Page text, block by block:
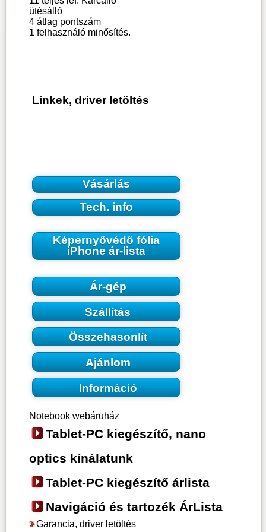
ütésálló
4átlag pontszám
1 felhasználó minősítés.
Linkek, driver letöltés
Vásárlás
Tech. info
Képernyővédő fólia
iPhone ár-lista
Ár-gép
Szállítás
Összehasonlít
Ajánlom
Információ
Notebook webáruház
Tablet-PC kiegészítő, nano
optics kínálatunk
Tablet-PC kiegészítő árlista
Navigáció és tartozék ÁrLista
Garancia, driver letöltés